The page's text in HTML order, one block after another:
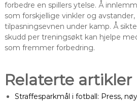
forbedre en spillers ytelse. Å
som forskjellige vinkler og
tilpasningsevnen under kamp. Å
skudd per treningsøkt kan hjelpe
som fremmer forbedring.
Relaterte artikler
Straffesparkmål i fotball: Press,